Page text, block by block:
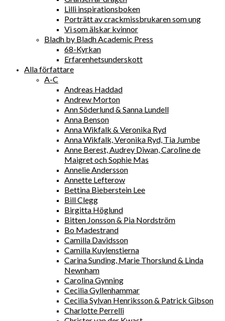
Lilli inspirationsboken
Porträtt av crackmissbrukaren som ung
Vi som älskar kvinnor
Bladh by Bladh Academic Press
68-Kyrkan
Erfarenhetsunderskott
Alla författare
A-C
Andreas Haddad
Andrew Morton
Ann Söderlund & Sanna Lundell
Anna Benson
Anna Wikfalk & Veronika Ryd
Anna Wikfalk, Veronika Ryd, Tia Jumbe
Anne Berest, Audrey Diwan, Caroline de
Maigret och Sophie Mas
Annelie Andersson
Annette Lefterow
Bettina Bieberstein Lee
Bill Clegg
Birgitta Höglund
Bitten Jonsson & Pia Nordström
Bo Madestrand
Camilla Davidsson
Camilla Kuylenstierna
Carina Sunding, Marie Thorslund & Linda
Newnham
Carolina Gynning
Cecilia Gyllenhammar
Cecilia Sylvan Henriksson & Patrick Gibson
Charlotte Perrelli